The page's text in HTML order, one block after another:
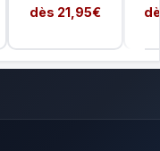
dès 21,95€